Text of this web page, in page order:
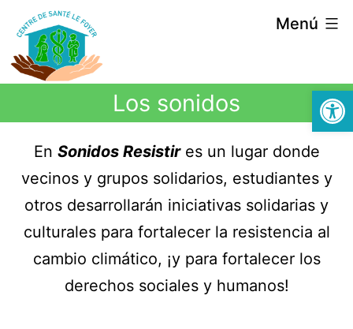
Abrir
Menú
Los sonidos
En Sonidos Resistires un lugar donde
vecinos y grupos solidarios, estudiantes y
otros desarrollarán iniciativas solidarias y
culturales para fortalecer la resistencia al
cambio climático, ¡y para fortalecer los
derechos sociales y humanos!